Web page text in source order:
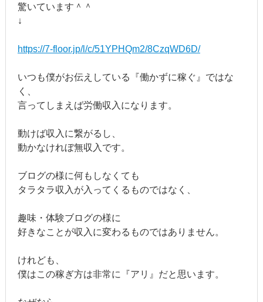
驚いています＾＾
↓
https://7-floor.jp/l/c/51YPHQm2/8CzqWD6D/
いつも僕がお伝えしている『働かずに稼ぐ』ではな
く、
言ってしまえば労働収入になります。
動けば収入に繋がるし、
動かなけれぼ無収入です。
ブログの様に何もしなくても
タラタラ収入が入ってくるものではなく、
趣味・体験ブログの様に
好きなことが収入に変わるものではありません。
けれども、
僕はこの稼ぎ方は非常に『アリ』だと思います。